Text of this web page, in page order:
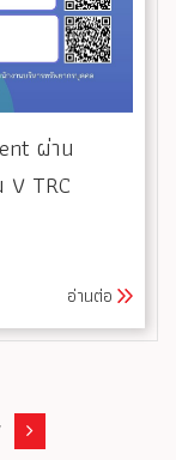
ผ่าน
TRC
อ่านต่อ